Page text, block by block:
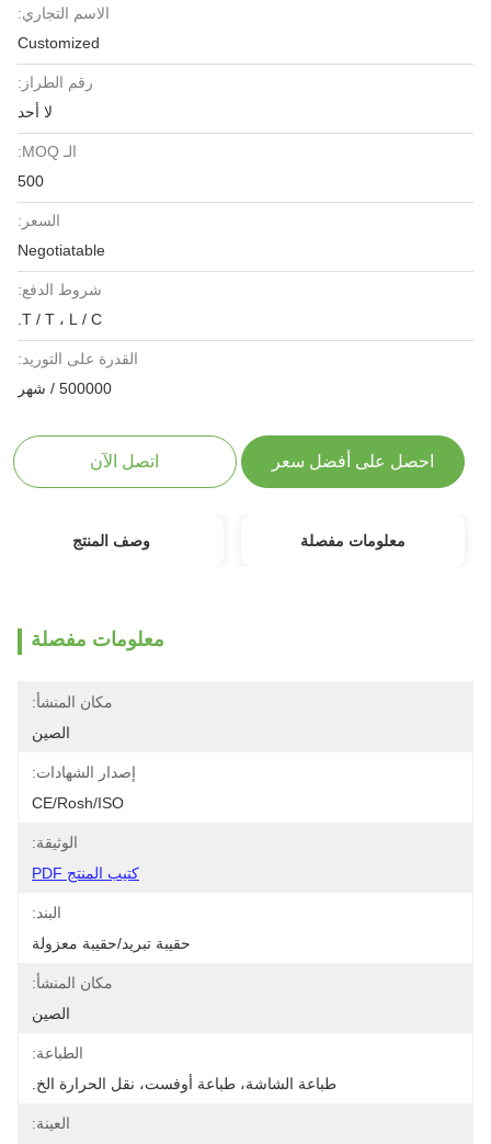
الاسم التجاري:
Customized
رقم الطراز:
لا أحد
الـ MOQ:
500
السعر:
Negotiatable
شروط الدفع:
T / T ، L / C.
القدرة على التوريد:
500000 / شهر
احصل على أفضل سعر اتصل الآن
معلومات مفصلة وصف المنتج
معلومات مفصلة
مكان المنشأ:
الصين
إصدار الشهادات:
CE/Rosh/ISO
الوثيقة:
كتيب المنتج PDF
البند:
حقيبة تبريد/حقيبة معزولة
مكان المنشأ:
الصين
الطباعة:
طباعة الشاشة، طباعة أوفست، نقل الحرارة الخ.
العينة: